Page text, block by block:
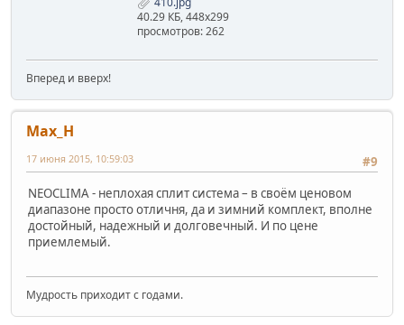
40.29 КБ, 448x299
просмотров: 262
Вперед и вверх!
Max_H
#9
17 июня 2015, 10:59:03
NEOCLIMA - неплохая сплит система – в своём ценовом
диапазоне просто отличня, да и зимний комплект, вполне
достойный, надежный и долговечный. И по цене
приемлемый.
Мудрость приходит с годами.